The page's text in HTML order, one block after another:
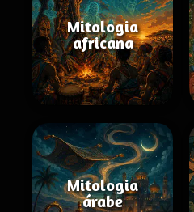
Mitologia
africana
Mitologia
árabe